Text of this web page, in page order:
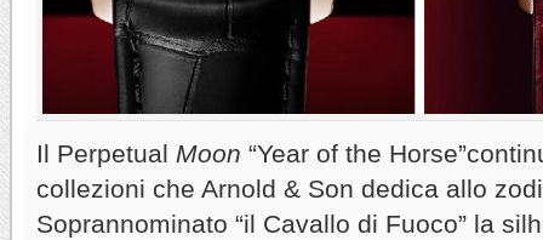
Il Perpetual Moon “Year of the
collezioni che Arnold & Son dedica allo
Soprannominato “il Cavallo di Fuoco” la